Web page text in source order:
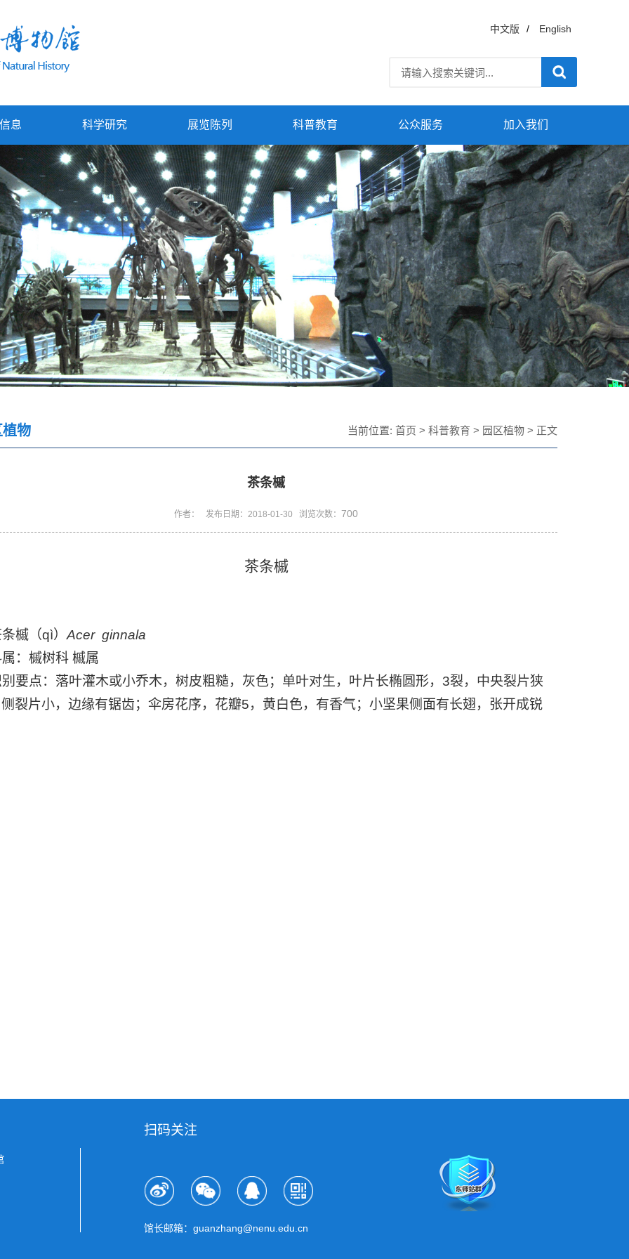
中文版 / English
息 科学研究 展览陈列 科普教育 公众服务 加入我们
植物 当前位置: 首页 > 科普教育 > 园区植物 > 正文
茶条槭
作者： 发布日期：2018-01-30 浏览次数： 700
茶条槭
槭（qì） Acer ginnala
：槭树科 槭属
要点：落叶灌木或小乔木，树皮粗糙，灰色；单叶对生，叶片长椭圆形，3裂，中央裂片狭
裂片小，边缘有锯齿；伞房花序，花瓣5，黄白色，有香气；小坚果侧面有长翅，张开成锐
扫码关注
馆长邮箱：guanzhang@nenu.edu.cn